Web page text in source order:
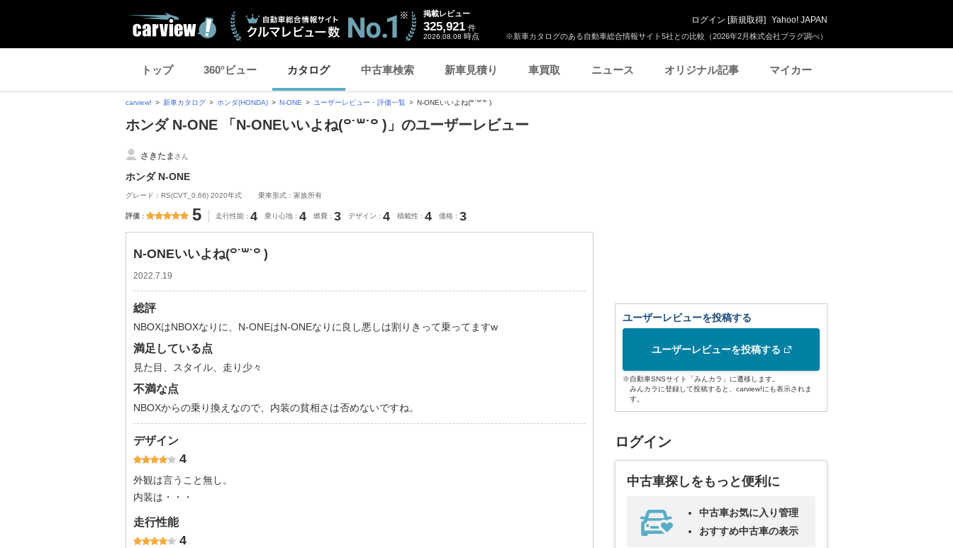
※新車カタログのある自動車総合情報サイト5社との比較（2026年2月株式会社プラグ調べ）
掲載レビュー
325,921 件
2026.08.08 時点
ログイン [新規取得] Yahoo! JAPAN
トップ 360°ビュー カタログ 中古車検索 新車見積り 車買取 ニュース オリジナル記事 マイカー
carview! 新車カタログ ホンダ(HONDA) N-ONE ユーザーレビュー・評価一覧 N-ONEいいよね(꒪˙꒳˙꒪ )
ホンダ N-ONE 「N-ONEいいよね(꒪˙꒳˙꒪ )」のユーザーレビュー
さきたま さん
ホンダ N-ONE
グレード：RS(CVT_0.66) 2020年式 乗車形式：家族所有
評価 5 走行性能 4 乗り心地 4 燃費 3 デザイン 4 積載性 4 価格 3
N-ONEいいよね(꒪˙꒳˙꒪ )
2022.7.19
総評
NBOXはNBOXなりに、N-ONEはN-ONEなりに良し悪しは割りきって乗ってますw
満足している点
見た目、スタイル、走り少々
不満な点
NBOXからの乗り換えなので、内装の貧相さは否めないですね。
デザイン
4
外観は言うこと無し。
内装は・・・
走行性能
4
ユーザーレビューを投稿する
ユーザーレビューを投稿する
※自動車SNSサイト「みんカラ」に遷移します。
みんカラに登録して投稿すると、carview!にも表示されま
す。
ログイン
中古車探しをもっと便利に
中古車お気に入り管理
おすすめ中古車の表示